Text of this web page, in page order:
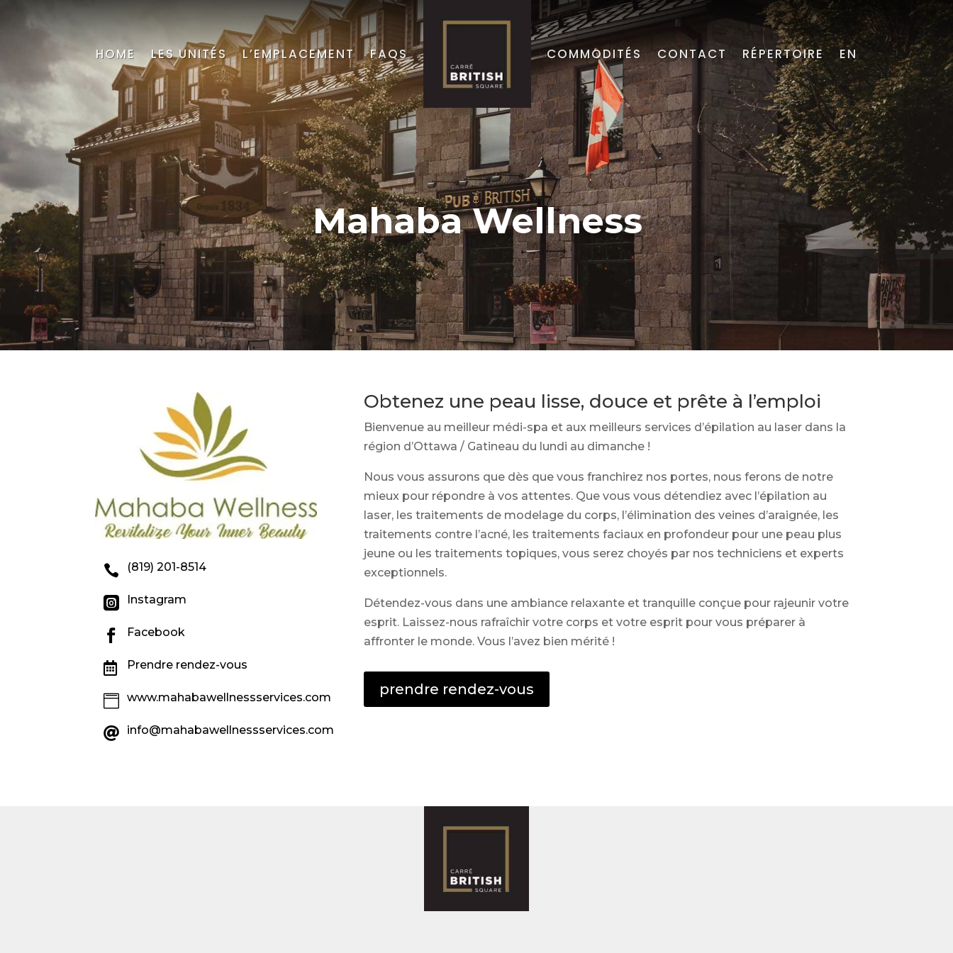
HOME LES UNITÉS L’EMPLACEMENT FAQS COMMODITÉS CONTACT RÉPERTOIRE EN
Mahaba Wellness
 (819) 201-8514
 Instagram
 Facebook
 Prendre rendez-vous
 www.mahabawellnessservices.com
 info@mahabawellnessservices.com
Obtenez une peau lisse, douce et prête à l’emploi
Bienvenue au meilleur médi-spa et aux meilleurs services d’épilation au laser dans la
région d’Ottawa / Gatineau du lundi au dimanche !
Nous vous assurons que dès que vous franchirez nos portes, nous ferons de notre
mieux pour répondre à vos attentes. Que vous vous détendiez avec l’épilation au
laser, les traitements de modelage du corps, l’élimination des veines d’araignée, les
traitements contre l’acné, les traitements faciaux en profondeur pour une peau plus
jeune ou les traitements topiques, vous serez choyés par nos techniciens et experts
exceptionnels.
Détendez-vous dans une ambiance relaxante et tranquille conçue pour rajeunir votre
esprit. Laissez-nous rafraîchir votre corps et votre esprit pour vous préparer à
affronter le monde. Vous l’avez bien mérité !
prendre rendez-vous